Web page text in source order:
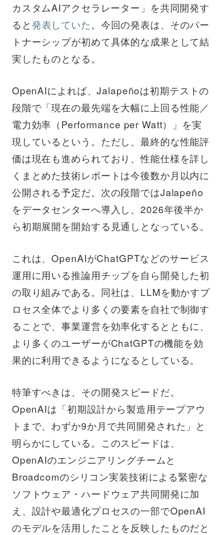
カスタムAIアクセラレーター」を共同開発す
ると発表していた。今回の発表は、そのパー
トナーシップが初めて具体的な成果として結
実したものとなる。
OpenAIによれば、Jalapeñoは初期テストの
段階で「現在の最先端を大幅に上回る性能／
電力効率（Performance per Watt）」を実
現しているという。ただし、最終的な性能評
価は現在も進められており、性能仕様を詳し
くまとめた技術レポートは今後数か月以内に
公開される予定だ。次の段階ではJalapeño
をデータセンターへ導入し、2026年後半か
ら初期展開を開始する見通しとなっている。
これは、OpenAIがChatGPTなどのサービス
運用に用いる推論用チップを自ら開発した初
の取り組みである。同社は、LLMを動かすプ
ロセス全体でより多くの要素を自社で制御す
ることで、事業運営を効率化するとともに、
より多くのユーザーがChatGPTの機能を効
果的に利用できるようになるとしている。
特筆すべきは、その開発スピードだ。
OpenAIは「初期設計から製造用テープアウ
トまで、わずか9か月で共同開発された」と
明らかにしている。このスピードは、
OpenAIのエンジニアリングチームと
Broadcomのシリコン実装技術による緊密な
ソフトウェア・ハードウェア共同開発に加
え、設計や最適化プロセスの一部でOpenAI
のモデルを活用したことを反映したものだと